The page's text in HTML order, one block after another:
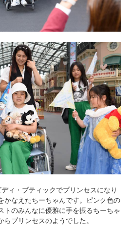
ィ・ブティックでプリンセスになり
かなえたちーちゃんです。ピンク色の
トのみんなに優雅に手を振るちーちゃ
プリンセスのようでした。